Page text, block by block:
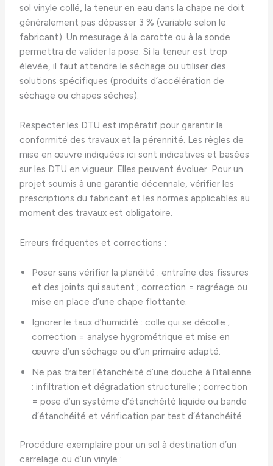
sol vinyle collé, la teneur en eau dans la chape ne doit
généralement pas dépasser 3 % (variable selon le
fabricant). Un mesurage à la carotte ou à la sonde
permettra de valider la pose. Si la teneur est trop
élevée, il faut attendre le séchage ou utiliser des
solutions spécifiques (produits d’accélération de
séchage ou chapes sèches).
Respecter les DTU est impératif pour garantir la
conformité des travaux et la pérennité. Les règles de
mise en œuvre indiquées ici sont indicatives et basées
sur les DTU en vigueur. Elles peuvent évoluer. Pour un
projet soumis à une garantie décennale, vérifier les
prescriptions du fabricant et les normes applicables au
moment des travaux est obligatoire.
Erreurs fréquentes et corrections :
Poser sans vérifier la planéité : entraîne des fissures
et des joints qui sautent ; correction = ragréage ou
mise en place d’une chape flottante.
Ignorer le taux d’humidité : colle qui se décolle ;
correction = analyse hygrométrique et mise en
œuvre d’un séchage ou d’un primaire adapté.
Ne pas traiter l’étanchéité d’une douche à l’italienne
: infiltration et dégradation structurelle ; correction
= pose d’un système d’étanchéité liquide ou bande
d’étanchéité et vérification par test d’étanchéité.
Procédure exemplaire pour un sol à destination d’un
carrelage ou d’un vinyle :